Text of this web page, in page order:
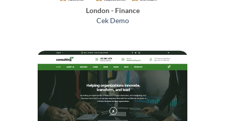
London - Finance
Cek Demo